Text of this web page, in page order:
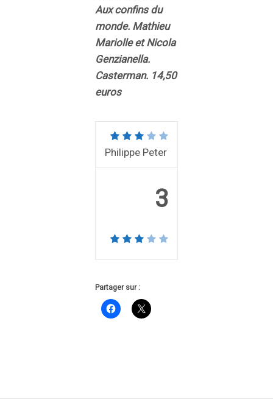
Aux confins du
monde. Mathieu
Mariolle et Nicola
Genzianella.
Casterman. 14,50
euros
Philippe Peter
3
Partager sur :